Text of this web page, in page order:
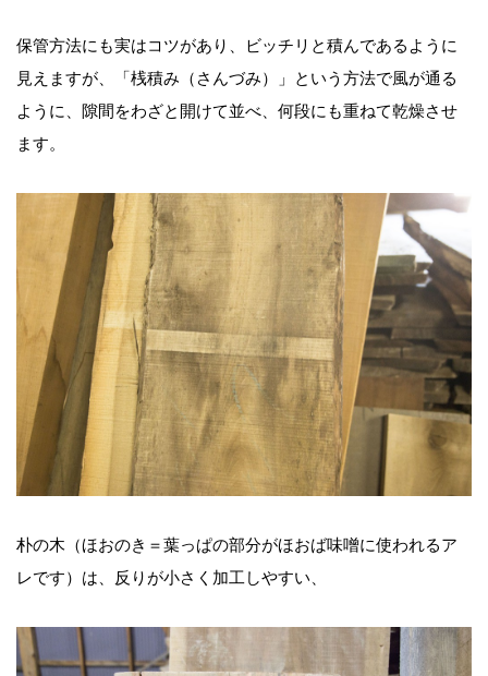
保管方法にも実はコツがあり、ビッチリと積んであるように
見えますが、「桟積み（さんづみ）」という方法で風が通る
ように、隙間をわざと開けて並べ、何段にも重ねて乾燥させ
ます。
朴の木（ほおのき＝葉っぱの部分がほおば味噌に使われるア
レです）は、反りが小さく加工しやすい、